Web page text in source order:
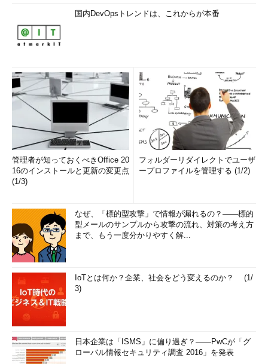
国内DevOpsトレンドは、これからが本番
管理者が知っておくべきOffice 20
16のインストールと更新の変更点
(1/3)
フォルダーリダイレクトでユーザ
ープロファイルを管理する (1/2)
なぜ、「標的型攻撃」で情報が漏れるの？――標的
型メールのサンプルから攻撃の流れ、対策の考え方
まで、もう一度分かりやすく解...
IoTとは何か？企業、社会をどう変えるのか？ (1/
3)
日本企業は「ISMS」に偏り過ぎ？――PwCが「グ
ローバル情報セキュリティ調査 2016」を発表